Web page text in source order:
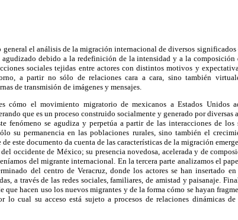
general el análisis de la migración internacional de diversos
agudizado debido a la redefinición de la intensidad y a la composición
sociales tejidas entre actores con distintos motivos y
a partir no sólo de relaciones cara a cara, sino también
de transmisión de imágenes y mensajes.
cómo el movimiento migratorio de mexicanos a Estados Unidos
que es un proceso construido socialmente y generado por diversas
fenómeno se agudiza y perpetúa a partir de las interacciones de los
su permanencia en las poblaciones rurales, sino también el
este documento da cuenta de las características de la migración
occidente de México; su presencia novedosa, acelerada y de
del migrante internacional. En la tercera parte analizamos el
del centro de Veracruz, donde los actores se han insertado
a través de las redes sociales, familiares, de amistad y paisanaje.
que hacen uso los nuevos migrantes y de la forma cómo se hayan
lo cual su acceso está sujeto a procesos de relaciones dinámicas